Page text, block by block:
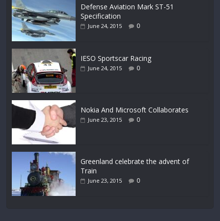
Defense Aviation Mark ST-51
Specification
June 24, 2015 0
IESO Sportscar Racing
June 24, 2015 0
Nokia And Microsoft Collaborates
June 23, 2015 0
Greenland celebrate the advent of
Train
June 23, 2015 0